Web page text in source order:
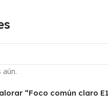
“Foco común claro